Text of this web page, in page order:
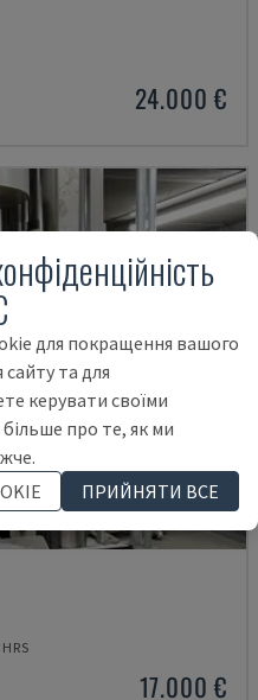
24.000 €
17.000 €
для покращення вашого
сайту та для
керувати своїми
про те, як ми
ПРИЙНЯТИ ВСЕ